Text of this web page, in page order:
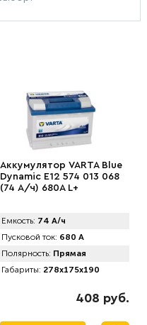
Аккумулятор VARTA Blue
Dynamic E12 574 013 068
(74 А/ч) 680А L+
Емкость: 74 А/ч
Пусковой ток: 680 А
Полярность: Прямая
Габариты: 278x175x190
408 руб.